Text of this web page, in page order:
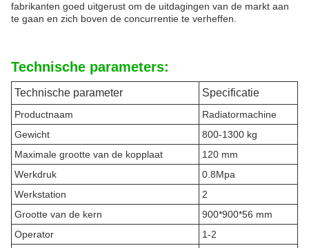
fabrikanten goed uitgerust om de uitdagingen van de markt aan
te gaan en zich boven de concurrentie te verheffen.
Technische parameters:
Technische parameter Specificatie
Productnaam
Radiatormachine
Gewicht
800-1300 kg
Maximale grootte van de kopplaat
120 mm
Werkdruk
0.8Mpa
Werkstation
2
Grootte van de kern
900*900*56 mm
Operator
1-2